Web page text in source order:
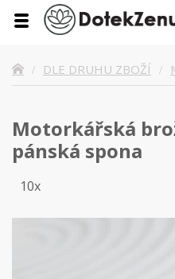
DLE DRUHU ZBOŽÍ
Motorkářská
pánská spona
10x